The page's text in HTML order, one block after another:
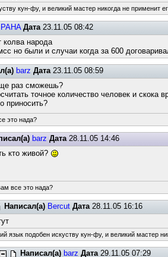
кун-фу, и великий мастер никогда не применит
PAHA Дата23.11.05 08:42
колва народа
но были и случаи когда за 600
barz Дата23.11.05 08:59
раз сможешь?
точное количество человек и
приносить?
это нада?
barz Дата28.11.05 14:46
кто живой?
все это нада?
Написал(а) Bercut Дата28.11.05 16:16
язык подобен искуству кун-фу, и великий мастер
Написал(а) barz Дата29.11.05 07:29